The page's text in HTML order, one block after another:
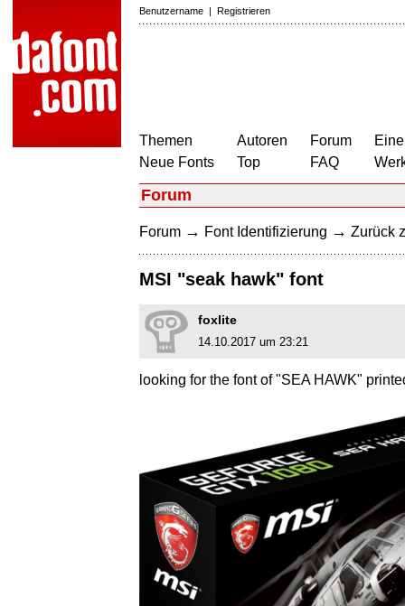
Benutzername | Registrieren
Themen
Neue Fonts
Autoren
Top
Forum
FAQ
Forum
Forum → Font Identifizierung → Zurück
MSI "seak hawk" font
foxlite
14.10.2017 um 23:21
looking for the font of "SEA HAWK"